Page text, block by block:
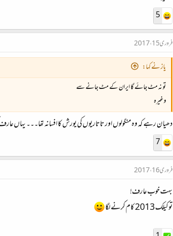
5
فروری 15، 2017
یاز نے کہا:
تو نہ مٹ جائے گا ایران کے مٹ جانے سے
وغیرہ
دھیان رہے کہ وہ منگولوں اور تاتاریوں کی یورش کا افسانہ تھا۔۔۔ یہاں
7
فروری 16، 2017
بہت خوب عارف!
تو کیلک 2013 کام کرنے لگا